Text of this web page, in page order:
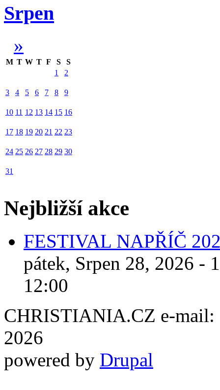
Srpen
»
M T W T F S
S
1
2
3 4 5 6 7 8 9
10 11 12 13 14 15 16
17 18 19 20 21 22 23
24 25 26 27 28 29 30
31
Nejbližší akce
FESTIVAL NAPŘÍČ
pátek, Srpen 28, 2026 -
12:00
CHRISTIANIA.CZ e-mail:
2026
powered by Drupal